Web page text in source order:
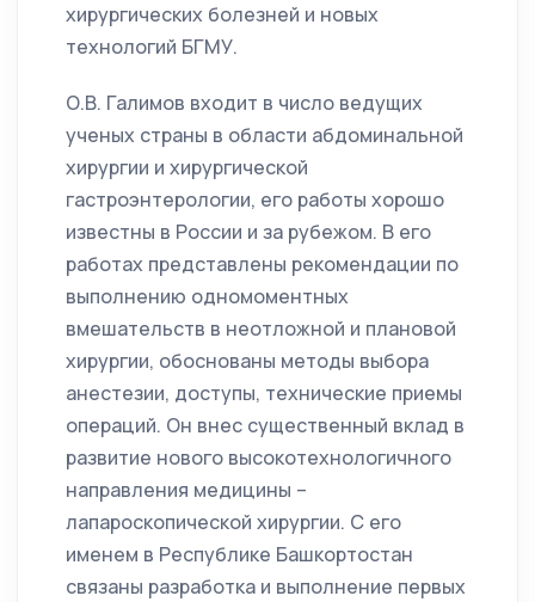
хирургических болезней и новых
технологий БГМУ.
О.В. Галимов входит в число ведущих
ученых страны в области абдоминальной
хирургии и хирургической
гастроэнтерологии, его работы хорошо
известны в России и за рубежом. В его
работах представлены рекомендации по
выполнению одномоментных
вмешательств в неотложной и плановой
хирургии, обоснованы методы выбора
анестезии, доступы, технические приемы
операций. Он внес существенный вклад в
развитие нового высокотехнологичного
направления медицины –
лапароскопической хирургии. С его
именем в Республике Башкортостан
связаны разработка и выполнение первых